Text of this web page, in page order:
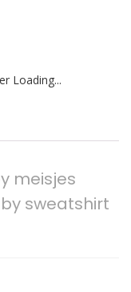
Loading...
meisjes
sweatshirt